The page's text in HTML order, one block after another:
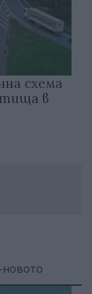
схема
в